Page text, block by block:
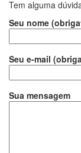
Tem alguma
Seu nome
Seu e-mail
Sua mensagem